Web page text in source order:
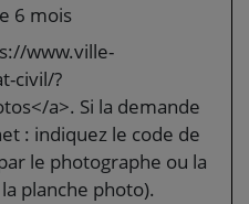
6 mois
www.ville-
civil/?
a>. Si la demande
: indiquez le code de
le photographe ou la
planche photo).